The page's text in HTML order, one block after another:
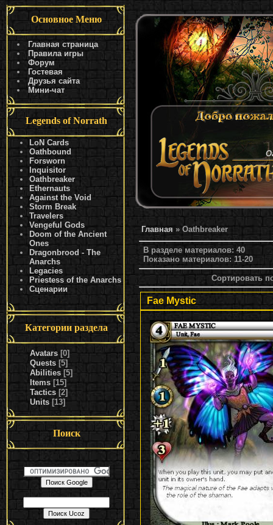
Основное Меню
Главная страница
Правила игры
Форум
Гостевая
Друзья сайта
Мини-чат
Legends of Norrath
LoN Cards
Oathbound
Forsworn
Inquisitor
Oathbreaker
Ethernauts
Against the Void
Storm Break
Travelers
Vengeful Gods
Doom of the Ancient
Ones
Dragonbrood - The
Anarchs
Legacies
Priestess of the Anarchs
Сценарии
Категории раздела
Avatars [0]
Quests [5]
Abilities [5]
Items [15]
Tactics [2]
Units [13]
Поиск
Главная » Oathbreaker
В разделе материалов: 40
Показано материалов: 11-20
Сортировать
Fae Mystic